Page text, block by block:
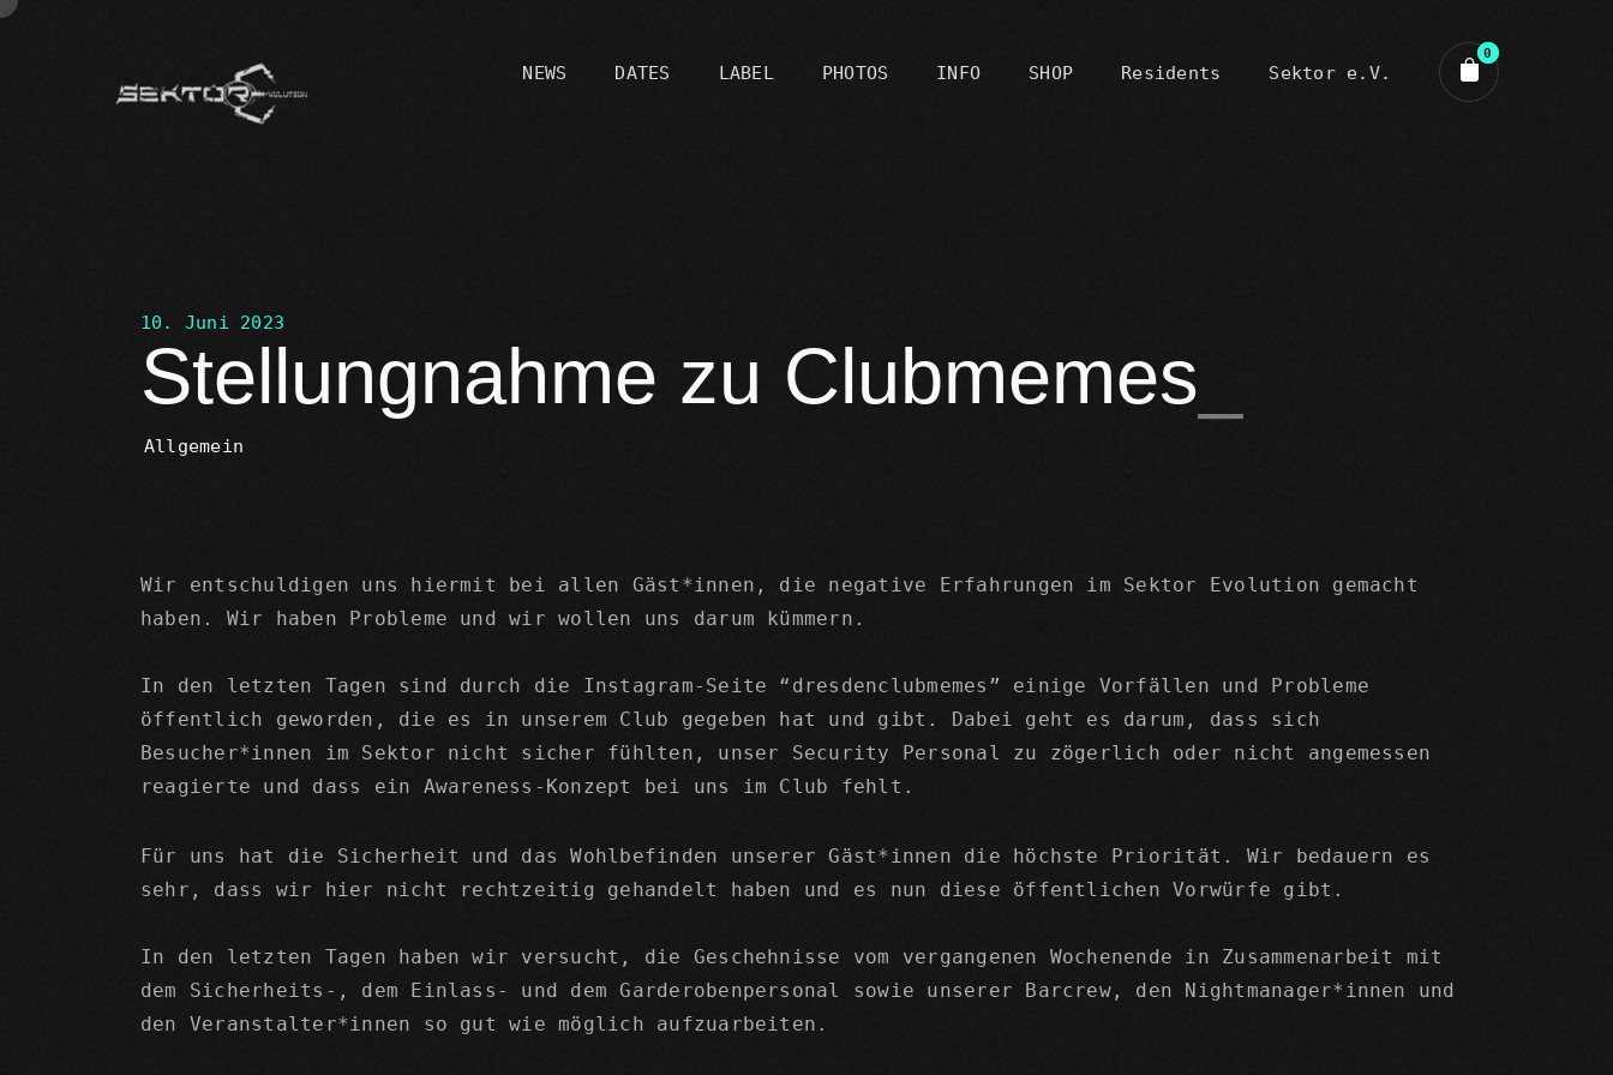
NEWS DATES LABEL PHOTOS INFO SHOP Residents Sektor e.V.
0
10. Juni 2023
Stellungnahme zu Clubmemes
Allgemein
Wir entschuldigen uns hiermit bei allen Gäst*innen, die negative Erfahrungen im Sektor Evolution gemacht
haben. Wir haben Probleme und wir wollen uns darum kümmern.
In den letzten Tagen sind durch die Instagram-Seite “dresdenclubmemes” einige Vorfällen und Probleme
öffentlich geworden, die es in unserem Club gegeben hat und gibt. Dabei geht es darum, dass sich
Besucher*innen im Sektor nicht sicher fühlten, unser Security Personal zu zögerlich oder nicht angemessen
reagierte und dass ein Awareness-Konzept bei uns im Club fehlt.
Für uns hat die Sicherheit und das Wohlbefinden unserer Gäst*innen die höchste Priorität. Wir bedauern es
sehr, dass wir hier nicht rechtzeitig gehandelt haben und es nun diese öffentlichen Vorwürfe gibt.
In den letzten Tagen haben wir versucht, die Geschehnisse vom vergangenen Wochenende in Zusammenarbeit mit
dem Sicherheits-, dem Einlass- und dem Garderobenpersonal sowie unserer Barcrew, den Nightmanager*innen und
den Veranstalter*innen so gut wie möglich aufzuarbeiten.